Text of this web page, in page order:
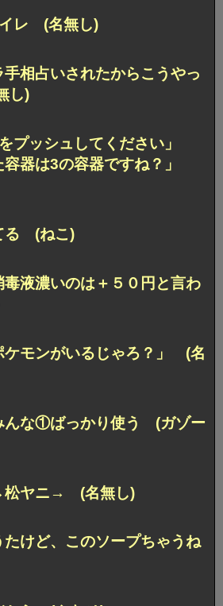
レ (名無し)
相占いされたからこうやっ
し)
プッシュしてください」
容器は3の容器ですね？」
る (ねこ)
毒液濃いのは＋５０円と言わ
ケモンがいるじゃろ？」 (名
んな①ばっかり使う (ガゾー
松ヤニ→ (名無し)
たけど、このソープちゃうね